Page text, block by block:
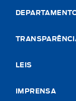
LEIS
IMPRENSA